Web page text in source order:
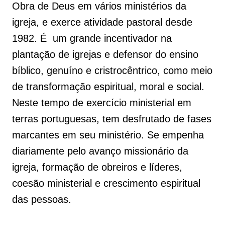
Obra de Deus em vários ministérios da
igreja, e exerce atividade pastoral desde
1982. É um grande incentivador na
plantação de igrejas e defensor do ensino
bíblico, genuíno e cristrocêntrico, como meio
de transformação espiritual, moral e social.
Neste tempo de exercício ministerial em
terras portuguesas, tem desfrutado de fases
marcantes em seu ministério. Se empenha
diariamente pelo avanço missionário da
igreja, formação de obreiros e líderes,
coesão ministerial e crescimento espiritual
das pessoas.